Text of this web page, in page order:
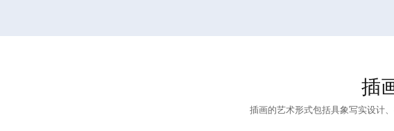
插
插画的艺术形式包括具象写实设计